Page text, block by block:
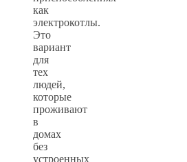
как
электрокотлы.
Это
вариант
для
тех
людей,
которые
проживают
в
домах
без
устроенных